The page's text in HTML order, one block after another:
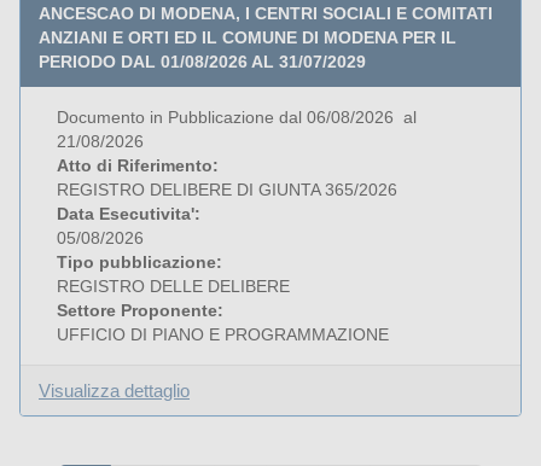
ANCESCAO DI MODENA, I CENTRI SOCIALI E COMITATI
ANZIANI E ORTI ED IL COMUNE DI MODENA PER IL
PERIODO DAL 01/08/2026 AL 31/07/2029
Documento in Pubblicazione dal 06/08/2026 al
21/08/2026
Atto di Riferimento:
REGISTRO DELIBERE DI GIUNTA 365/2026
Data Esecutivita':
05/08/2026
Tipo pubblicazione:
REGISTRO DELLE DELIBERE
Settore Proponente:
UFFICIO DI PIANO E PROGRAMMAZIONE
Visualizza dettaglio